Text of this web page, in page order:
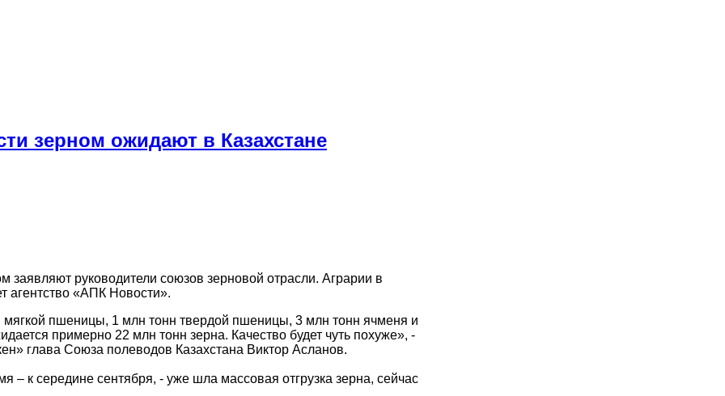
зерном ожидают в Казахстане
заявляют руководители союзов зерновой отрасли. Аграрии в
агентство «АПК Новости».
мягкой пшеницы, 1 млн тонн твердой пшеницы, 3 млн тонн ячменя и
примерно 22 млн тонн зерна. Качество будет чуть похуже», -
глава Союза полеводов Казахстана Виктор Асланов.
к середине сентября, - уже шла массовая отгрузка зерна, сейчас